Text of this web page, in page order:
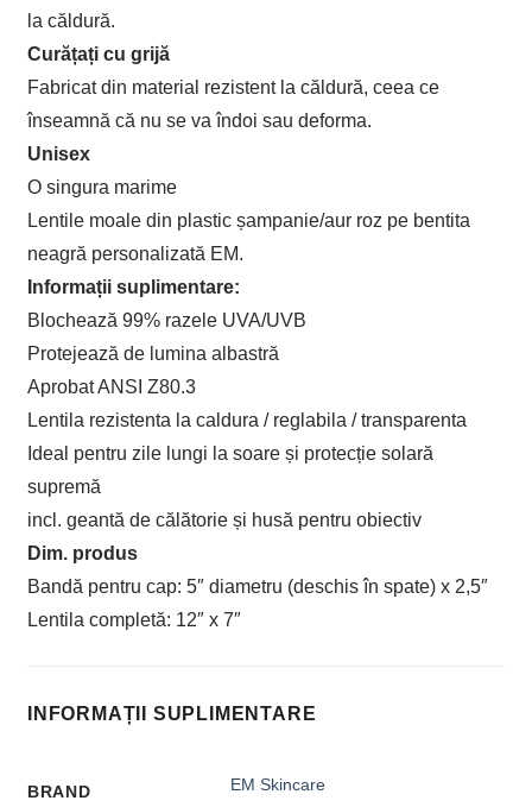
la căldură.
Curățați cu grijă
Fabricat din material rezistent la căldură, ceea ce
înseamnă că nu se va îndoi sau deforma.
Unisex
O singura marime
Lentile moale din plastic șampanie/aur roz pe bentita
neagră personalizată EM.
Informații suplimentare:
Blochează 99% razele UVA/UVB
Protejează de lumina albastră
Aprobat ANSI Z80.3
Lentila rezistenta la caldura / reglabila / transparenta
Ideal pentru zile lungi la soare și protecție solară
supremă
incl. geantă de călătorie și husă pentru obiectiv
Dim. produs
Bandă pentru cap: 5″ diametru (deschis în spate) x 2,5″
Lentila completă: 12″ x 7″
INFORMAȚII SUPLIMENTARE
BRAND EM Skincare